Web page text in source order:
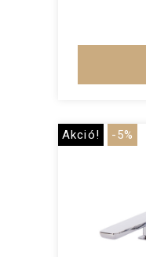
Akció! -5%